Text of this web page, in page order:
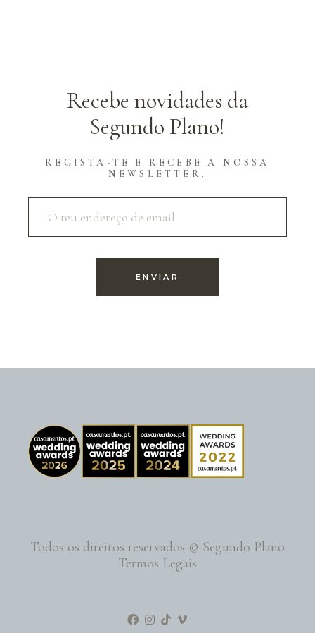
Recebe novidades da
Segundo Plano!
REGISTA-TE E RECEBE A NOSSA
NEWSLETTER.
Todos os direitos reservados © Segundo Plano
Termos Legais